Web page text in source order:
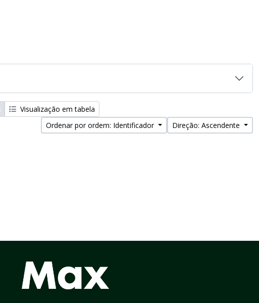
Visualização em tabela
Ordenar por ordem: Identificador
Direção: Ascendente